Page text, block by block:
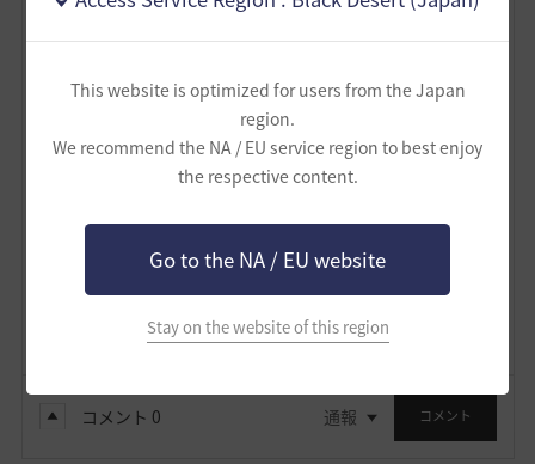
This website is optimized for users from the Japan
region.
We recommend the NA / EU service region to best enjoy
the respective content.
Go to the NA / EU website
Stay on the website of this region
心眼之刃
スペース・右クリックで追加攻撃動作無しに改善され
撃が発生することを確認。
1
鈍亀
2 1
コメント 0 通報 コメント